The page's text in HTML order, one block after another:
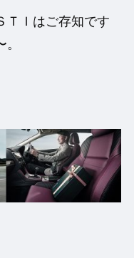
ＴＩはご存知です